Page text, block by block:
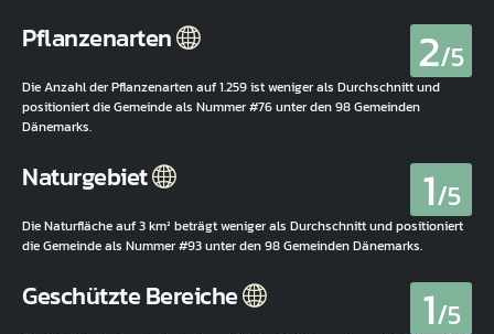
Pflanzenarten 2/5
Die Anzahl der Pflanzenarten auf 1.259 ist weniger als Durchschnitt und
positioniert die Gemeinde als Nummer #76 unter den 98 Gemeinden
Dänemarks.
Naturgebiet 1/5
Die Naturfläche auf 3 km² beträgt weniger als Durchschnitt und positioniert
die Gemeinde als Nummer #93 unter den 98 Gemeinden Dänemarks.
Geschützte Bereiche 1/5